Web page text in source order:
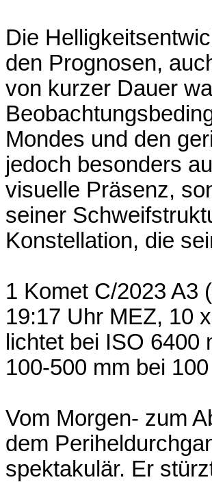
Die
den Prognosen,
von kurzer Dauer
Mondes und den
jedoch besonders
visuelle Präsenz,
seiner
Konstellation, die
1 Komet C/2023 A3
19:17 Uhr MEZ, 10
lichtet bei ISO
100-500 mm bei
Vom Morgen- zum
dem
spektakulär. Er